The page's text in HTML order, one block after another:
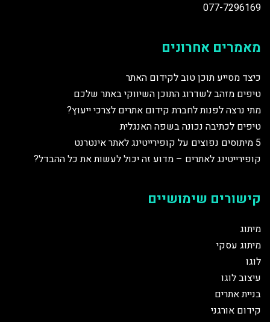
077-7296169
מאמרים אחרונים
כיצד מסייע תוכן טוב לקידום האתר
טיפים מזהב לשדרוג התוכן השיווקי באתר שלכם
מתי נרצה לפנות לחברת קידום אתרים לצרכי ייעוץ?
טיפים לכתיבה נכונה בשפה האנגלית
5 מיתוסים נפוצים על קופירייטינג לאתר אינטרנט
קופירייטינג לאתרים – מדוע זה יכול לעשות את כל ההבדל?
קישורים שימושיים
מיתוג
מיתוג עסקי
לוגו
עיצוב לוגו
בניית אתרים
קידום אורגני